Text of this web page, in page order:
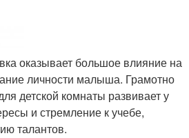
оказывает большое влияние на
личности малыша. Грамотно
детской комнаты развивает у
и стремление к учебе,
талантов.